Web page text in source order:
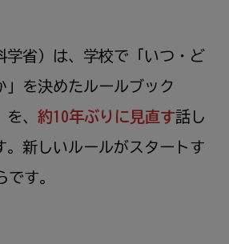
学省）は、 学校で「いつ・ど
」を決めたルールブック
を、約10年ぶりに 見直す話 し
。新 しいルールがスタートす
です。